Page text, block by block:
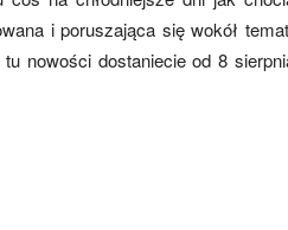
i poruszająca się wokół
nowości dostaniecie od 8